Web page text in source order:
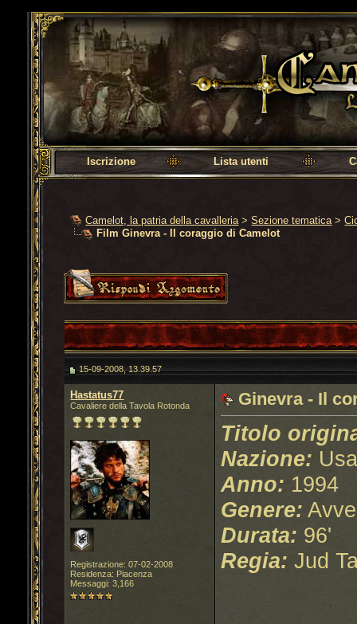
Camelot, la patria della cavalleria
Iscrizione Lista utenti
Camelot, la patria della cavalleria >Sezione tematica >
Film Ginevra - Il coraggio di Camelot
15-09-2008, 13.39.57
Hastatus77
Cavaliere della Tavola Rotonda
Registrazione: 07-02-2008
Residenza: Piacenza
Messaggi: 3,166
Ginevra - Il
Titolo
Nazione:
Anno: 1994
Genere:
Durata: 96'
Regia: Jud